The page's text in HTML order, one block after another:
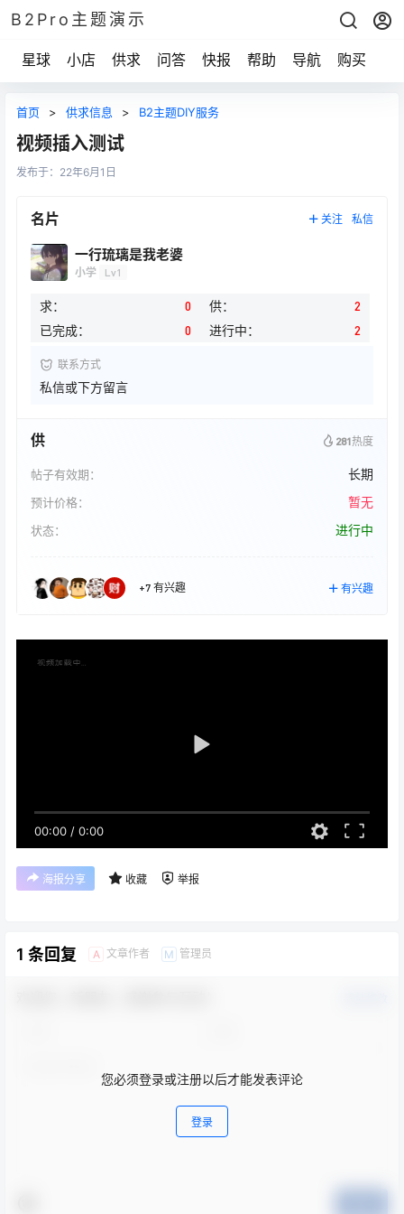
B2Pro主题演示
星球 小店 供求 问答 快报 帮助 导航 购买
首页 > 供求信息 > B2主题DIY服务
视频插入测试
发布于： 22年6月1日
名片 关注 私信
一行琉璃是我老婆
小学 Lv1
求： 0 供：
2
已完成：
0 进行中： 2
联系方式
私信或下方留言
供 281热度
帖子有效期： 长期
预计价格： 暂无
状态： 进行中
+7 有兴趣 有兴趣
00:00 / 0:00
海报分享 收藏 举报
1 条回复 A 文章作者 M 管理员
您必须登录或注册以后才能发表评论
登录